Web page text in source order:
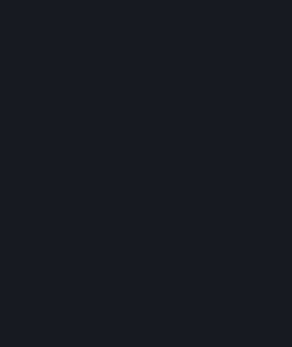
ακόμα και αν η περίπτωσή σας δεν
επιστροφής χρημάτων που
ζητήσετε επιστροφή χρημάτων και
Σε ορισμένες περιοχές, οι πελάτες
δικαιώματα για επιστροφή
Θα σας δοθεί πλήρης επιστροφή
σε μια βδομάδα από την έγκρισή
χρήματα στο Πορτοφόλι Steam
που χρησιμοποιήσατε για την
Steam δεν μπορέσει να
της αρχικής σας μεθόδου
θα πιστωθεί το πλήρες ποσό.
πληρωμής του Steam στη χώρα σας
επιστροφές αγορών πίσω στην